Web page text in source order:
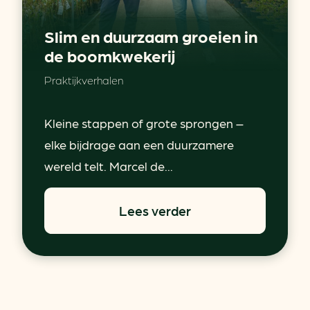
Slim en duurzaam groeien in
de boomkwekerij
Praktijkverhalen
Kleine stappen of grote sprongen –
elke bijdrage aan een duurzamere
wereld telt. Marcel de...
Lees verder